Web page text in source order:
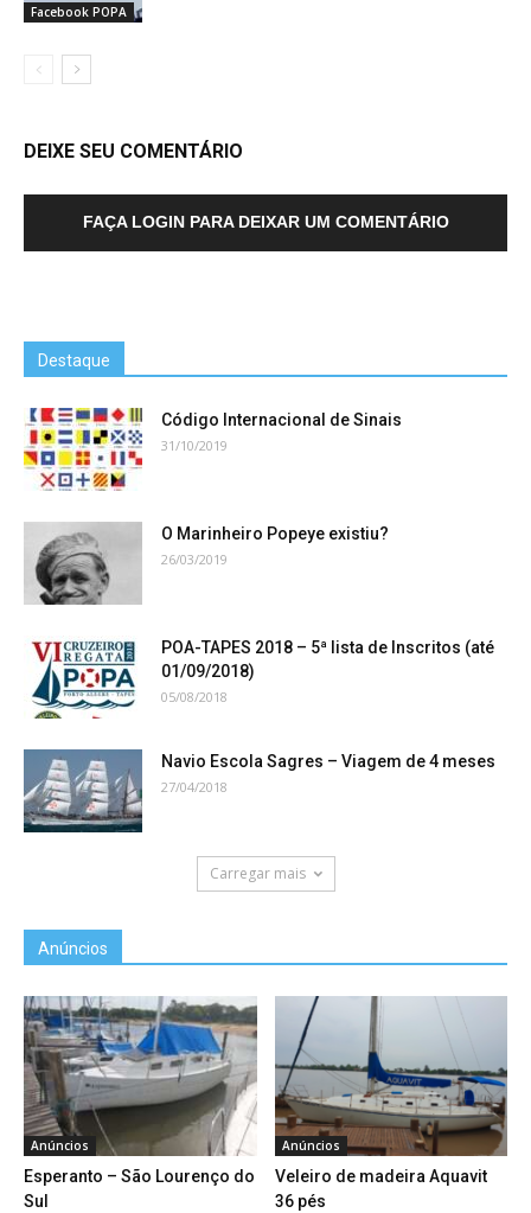
Facebook POPA
DEIXE SEU COMENTÁRIO
FAÇA LOGIN PARA DEIXAR UM COMENTÁRIO
Destaque
Código Internacional de Sinais
31/10/2019
O Marinheiro Popeye existiu?
26/03/2019
POA-TAPES 2018 – 5ª lista de Inscritos (até
01/09/2018)
05/08/2018
Navio Escola Sagres – Viagem de 4 meses
27/04/2018
Carregar mais
Anúncios
Anúncios
Esperanto – São Lourenço do
Sul
Anúncios
Veleiro de madeira Aquavit
36 pés